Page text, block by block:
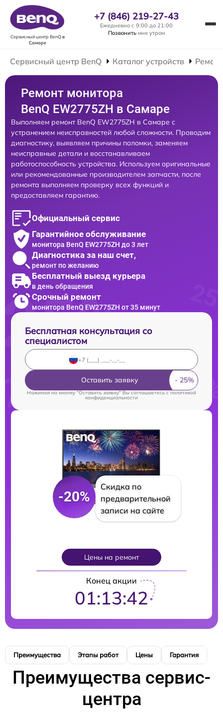
Сервисный центр BenQв
Самаре
+7 (846) 219-27-43
Ежедневно с 9:00 до 21:00
Позвонить мне утром
Сервисный центр BenQ Каталог устройств
Ремонт монитора
BenQ EW2775ZH в Самаре
Выполняем ремонт BenQ EW2775ZH в Самаре с
устранением неисправностей любой сложности. Проводим
диагностику, выявляем причины поломки, заменяем
неисправные детали и восстанавливаем
работоспособность устройства. Используем оригинальные
или рекомендованные производителем запчасти, после
ремонта выполняем проверку всех функций и
предоставляем гарантию.
Официальный сервис
Гарантийное обслуживание
монитора BenQ EW2775ZH до 3 лет
Диагностика за наш счет,
ремонт по желанию
Бесплатный выезд курьера
в день обращения
Срочный ремонт
монитора BenQ EW2775ZH от 35 минут
Бесплатная консультация со
специалистом
Оставить заявку
Нажимая на кнопку "Оставить заявку" Вы соглашаетесь cполитикой
конфиденциальности
-20%
Скидка по
предварительной
записи на сайте
Цены на ремонт
Конец акции
01:13:41
Преимущества Этапы работ Цены Гарантия
Преимущества сервис-
центра